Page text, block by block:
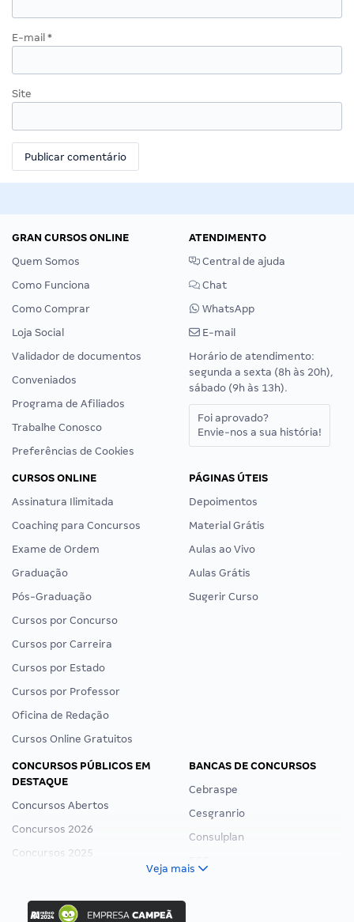
E-mail *
Site
GRAN CURSOS ONLINE
Quem Somos
Como Funciona
Como Comprar
Loja Social
Validador de documentos
Conveniados
Programa de Afiliados
Trabalhe Conosco
Preferências de Cookies
ATENDIMENTO
Central de ajuda
Chat
WhatsApp
E-mail
Horário de atendimento:
segunda a sexta (8h às 20h),
sábado (9h às 13h).
Foi aprovado?
Envie-nos a sua história!
CURSOS ONLINE
Assinatura Ilimitada
Coaching para Concursos
Exame de Ordem
Graduação
Pós-Graduação
Cursos por Concurso
Cursos por Carreira
Cursos por Estado
Cursos por Professor
Oficina de Redação
Cursos Online Gratuitos
PÁGINAS ÚTEIS
Depoimentos
Material Grátis
Aulas ao Vivo
Aulas Grátis
Sugerir Curso
CONCURSOS PÚBLICOS EM
DESTAQUE
Concursos Abertos
Concursos 2026
Concursos 2025
Concurso Ibama
BANCAS DE CONCURSOS
Cebraspe
Cesgranrio
Consulplan
Veja mais